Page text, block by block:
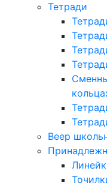
Тетради
Веер